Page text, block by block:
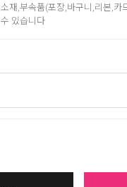
재,부속품(포장,바구니,리본,카
있습니다